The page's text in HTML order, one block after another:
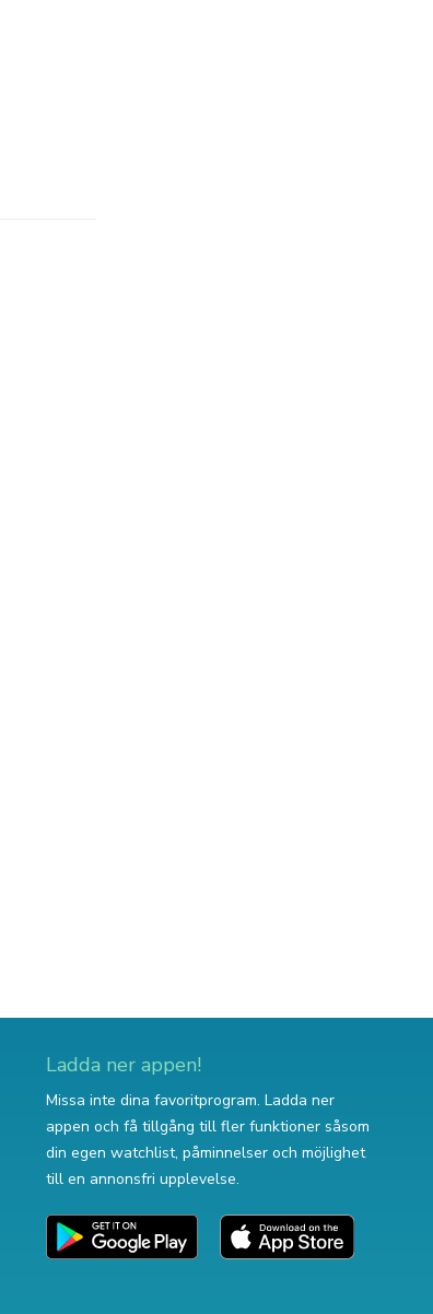
Ladda ner appen!
Missa inte dina favoritprogram. Ladda ner
appen och få tillgång till fler funktioner såsom
din egen watchlist, påminnelser och möjlighet
till en annonsfri upplevelse.